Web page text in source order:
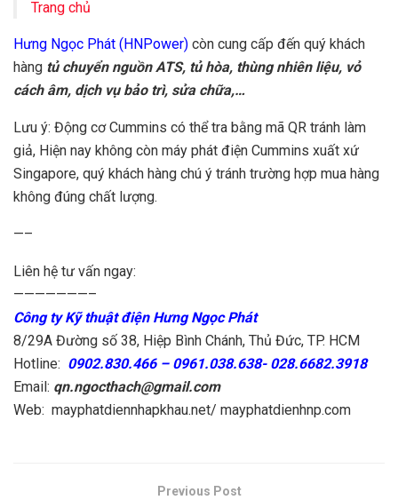
Trang chủ
Hưng Ngọc Phát (HNPower) còn cung cấp đến quý khách
hàng tủ chuyển nguồn ATS, tủ hòa, thùng nhiên liệu, vỏ
cách âm, dịch vụ bảo trì, sửa chữa,…
Lưu ý: Động cơ Cummins có thể tra bằng mã QR tránh làm
giả, Hiện nay không còn máy phát điện Cummins xuất xứ
Singapore, quý khách hàng chú ý tránh trường hợp mua hàng
không đúng chất lượng.
—–
Liên hệ tư vấn ngay:
———————–
Công ty Kỹ thuật điện Hưng Ngọc Phát
8/29A Đường số 38, Hiệp Bình Chánh, Thủ Đức, TP. HCM
Hotline: 0902.830.466 – 0961.038.638- 028.6682.3918
Email: qn.ngocthach@gmail.com
Web: mayphatdiennhapkhau.net/ mayphatdienhnp.com
Previous Post